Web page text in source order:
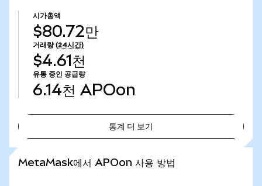
시가총액
$80.72만
거래량 (24시간)
$4.61천
유통 중인 공급량
6.14천 APOon
통계 더 보기
MetaMask에서 APOon 사용 방법